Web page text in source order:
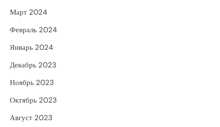
Март 2024
Февраль 2024
Январь 2024
Декабрь 2023
Ноябрь 2023
Октябрь 2023
Август 2023